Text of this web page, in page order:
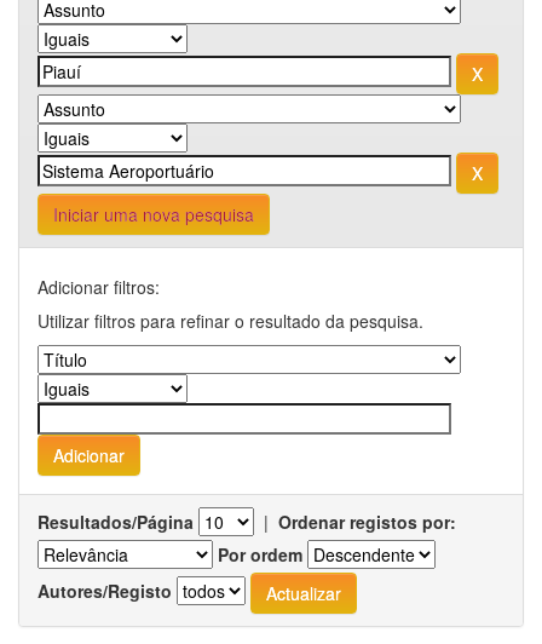
Iniciar uma nova pesquisa
Adicionar filtros:
Utilizar filtros para refinar o resultado da pesquisa.
Resultados/Página | Ordenar registos por:
Por ordem
Autores/Registo